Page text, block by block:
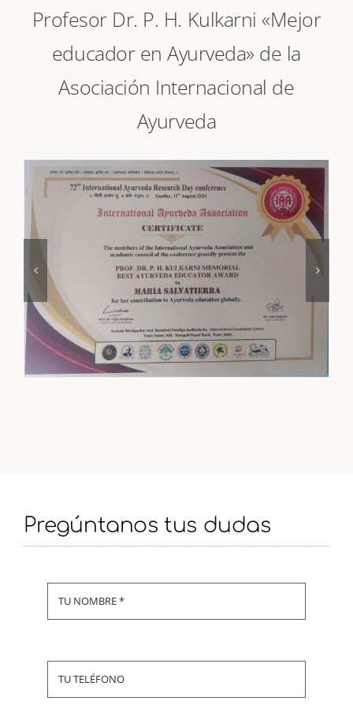
recibido el Premio en Memoria del
Profesor Dr. P. H. Kulkarni «Mejor
educador en Ayurveda» de la
Asociación Internacional de
Ayurveda